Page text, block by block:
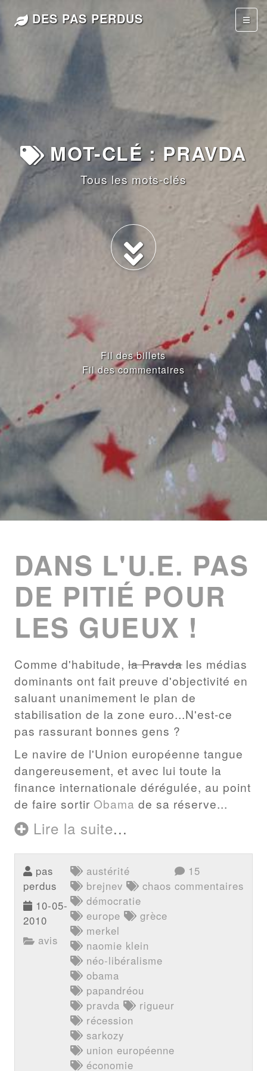
DES PAS PERDUS
MOT-CLÉ : PRAVDA
Tous les mots-clés
Fil des billets
Fil des commentaires
DANS L'U.E. PAS
DE PITIÉ POUR
LES GUEUX !
Comme d'habitude, la Pravda les médias
dominants ont fait preuve d'objectivité en
saluant unanimement le plan de
stabilisation de la zone euro...N'est-ce
pas rassurant bonnes gens ?
Le navire de l'Union européenne tangue
dangereusement, et avec lui toute la
finance internationale dérégulée, au point
de faire sortir Obama de sa réserve...
Lire la suite...
pas
perdus
10-05-
2010
avis
austérité
brejnev
chaos
démocratie
europe
grèce
merkel
naomie klein
néo-libéralisme
obama
papandréou
pravda
rigueur
récession
sarkozy
union européenne
économie
15
commentaires